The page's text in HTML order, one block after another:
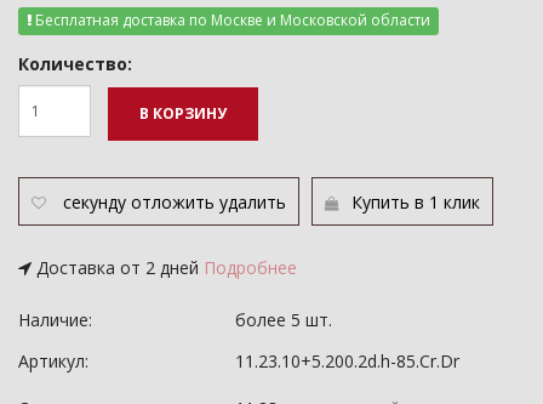
Бесплатная доставка по Москве и Московской области
Количество:
В КОРЗИНУ
секунду отложить удалить Купить в 1 клик
Доставка от 2 дней Подробнее
Наличие:
более 5 шт.
Артикул:
11.23.10+5.200.2d.h-85.Cr.Dr